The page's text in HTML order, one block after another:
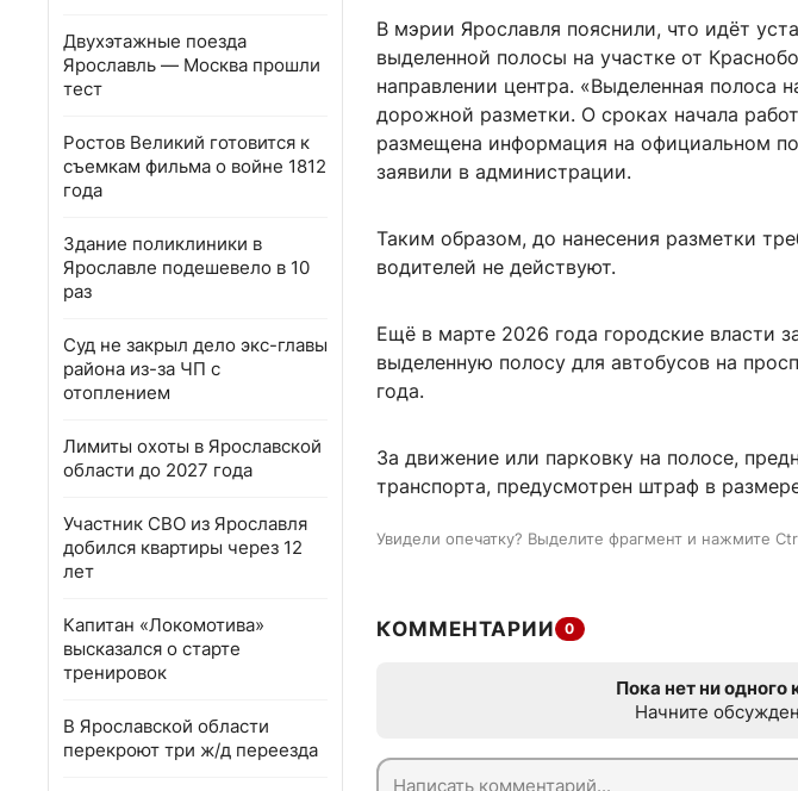
Двухэтажные поезда
Ярославль — Москва прошли
тест
Ростов Великий готовится к
съемкам фильма о войне 1812
года
Здание поликлиники в
Ярославле подешевело в 10
раз
Суд не закрыл дело экс-главы
района из-за ЧП с
отоплением
Лимиты охоты в Ярославской
области до 2027 года
Участник СВО из Ярославля
добился квартиры через 12
лет
Капитан «Локомотива»
высказался о старте
тренировок
В Ярославской области
перекроют три ж/д переезда
В мэрии Ярославля пояснили, что идёт
выделенной полосы на участке от
направлении центра. «Выделенная полоса
дорожной разметки. О сроках начала
размещена информация на официальном
заявили в администрации.
Таким образом, до нанесения разметки
водителей не действуют.
Ещё в марте 2026 года городские власти
выделенную полосу для автобусов на
года.
За движение или парковку на полосе,
транспорта, предусмотрен штраф в
Увидели опечатку? Выделите фрагмент и нажмите
КОММЕНТАРИИ 0
Пока нет ни
Начните